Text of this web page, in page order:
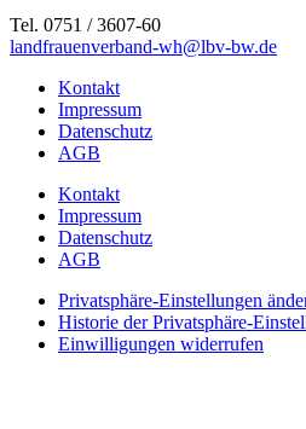
Tel. 0751 / 3607-60
landfrauenverband-wh@lbv-bw.de
Kontakt
Impressum
Datenschutz
AGB
Kontakt
Impressum
Datenschutz
AGB
Privatsphäre-Einstellungen
Historie der Privatsphäre-
Einwilligungen widerrufen